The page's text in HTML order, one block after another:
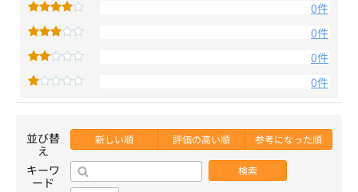
0件
0件
0件
0件
並び替
え
新しい順 評価の高い順 参考になった順
キーワ
ード
検索